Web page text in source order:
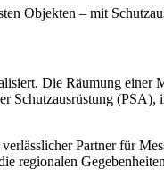
Objekten – mit
Die Räumung
Schutzausrüstung
Partner für
regionalen